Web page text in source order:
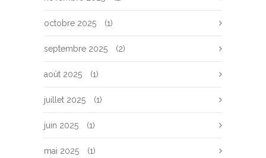
octobre 2025 (1)
septembre 2025 (2)
août 2025 (1)
juillet 2025 (1)
juin 2025 (1)
mai 2025 (1)